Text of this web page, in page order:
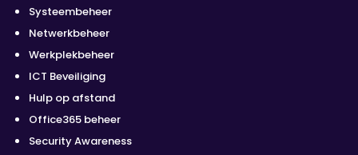
Systeembeheer
Netwerkbeheer
Werkplekbeheer
ICT Beveiliging
Hulp op afstand
Office365 beheer
Security Awareness